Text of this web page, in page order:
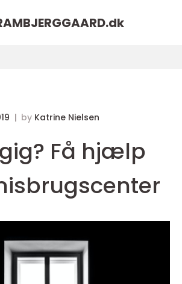
dk
by Katrine Nielsen
Få hjælp